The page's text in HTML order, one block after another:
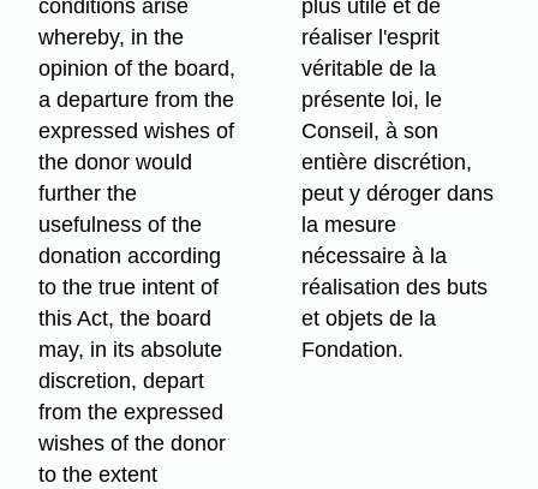
conditions arise
whereby, in the
opinion of the board,
a departure from the
expressed wishes of
the donor would
further the
usefulness of the
donation according
to the true intent of
this Act, the board
may, in its absolute
discretion, depart
from the expressed
wishes of the donor
to the extent
plus utile et de
réaliser l'esprit
véritable de la
présente loi, le
Conseil, à son
entière discrétion,
peut y déroger dans
la mesure
nécessaire à la
réalisation des buts
et objets de la
Fondation.